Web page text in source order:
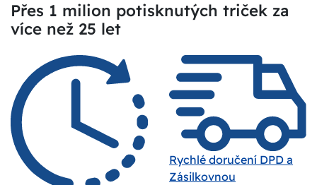
Přes 1 milion potisknutých triček za
více než 25 let
Rychlé doručení DPD a
Zásilkovnou